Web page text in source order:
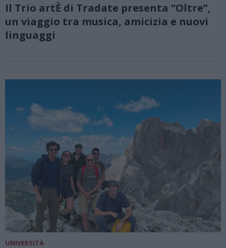
Il Trio artÈ di Tradate presenta “Oltre”,
un viaggio tra musica, amicizia e nuovi
linguaggi
UNIVERSITÀ